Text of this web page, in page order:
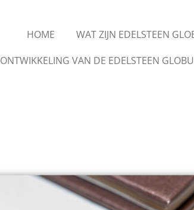
HOME WAT ZIJN EDELSTEEN
ONTWIKKELING VAN DE EDELSTEEN